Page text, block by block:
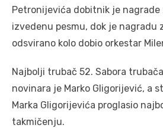
Petronijevića dobitnik je nagrade
izvedenu pesmu, dok je nagradu
odsvirano kolo dobio orkestar
Najbolji trubač 52. Sabora
novinara je Marko Gligorijević, a
Marka Gligorijevića proglasio
takmičenju.